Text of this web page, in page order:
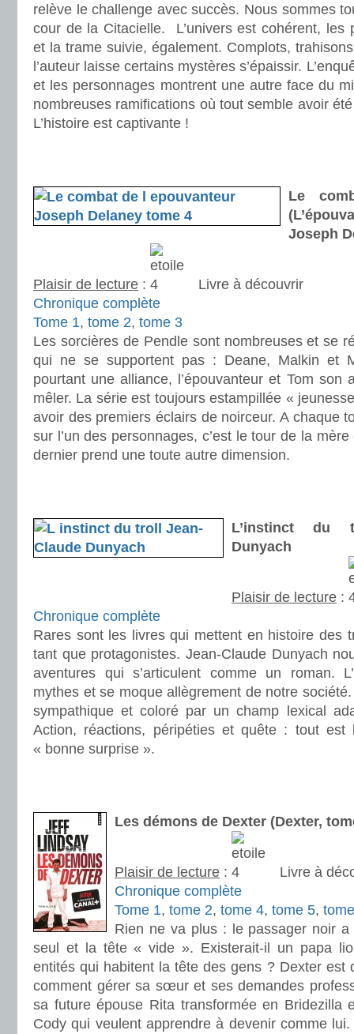
relève le challenge avec succès. Nous sommes
cour de la Citacielle. L’univers est cohérent, les
et la trame suivie, également. Complots,
l’auteur laisse certains mystères s’épaissir.
et les personnages montrent une autre face du
nombreuses ramifications où tout semble avoir
L’histoire est captivante !
Le
Joseph
Plaisir de lecture :
Livre à découvrir
Chronique complète
Tome 1, tome 2, tome 3
Les sorcières de Pendle sont nombreuses et se
qui ne se supportent pas : Deane, Malkin et
pourtant une alliance, l’épouvanteur et Tom son
mêler. La série est toujours estampillée «
avoir des premiers éclairs de noirceur. A chaque
sur l’un des personnages, c’est le tour de la
dernier prend une toute autre dimension.
L’instinct du
Dunyach
Plaisir de lecture :
Chronique complète
Rares sont les livres qui mettent en histoire des
tant que protagonistes. Jean-Claude Dunyach
aventures qui s’articulent comme un roman.
mythes et se moque allègrement de notre
sympathique et coloré par un champ lexical
Action, réactions, péripéties et quête : tout
« bonne surprise ».
Les démons de Dexter (Dexter,
Plaisir de lecture :
Livre à
Chronique complète
Tome 1, tome 2, tome 4, tome 5,
Rien ne va plus : le passager noir a
seul et la tête « vide ». Existerait-il un papa
entités qui habitent la tête des gens ? Dexter
comment gérer sa sœur et ses demandes
sa future épouse Rita transformée en Bridezilla
Cody qui veulent apprendre à devenir comme